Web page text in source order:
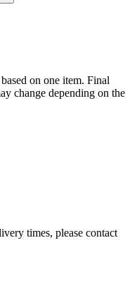
on one item. Final
change depending on the
times, please contact